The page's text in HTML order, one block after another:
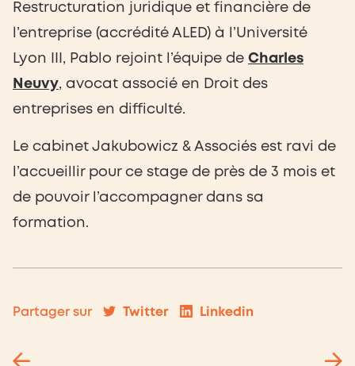
Restructuration juridique et financière de
l’entreprise (accrédité ALED) à l’Université
Lyon III, Pablo rejoint l’équipe de Charles
Neuvy, avocat associé en Droit des
entreprises en difficulté.
Le cabinet Jakubowicz & Associés est ravi de
l’accueillir pour ce stage de près de 3 mois et
de pouvoir l’accompagner dans sa
formation.
Partager sur Twitter Linkedin